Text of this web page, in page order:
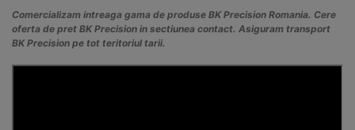
Comercializam intreaga gama de produse BK Precision Romania. Cere
oferta de pret BK Precision in sectiunea contact. Asiguram transport
BK Precision pe tot teritoriul tarii.